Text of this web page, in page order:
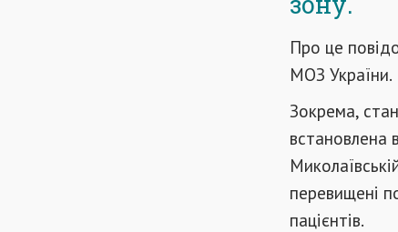
Про це
МОЗ України.
Зокрема,
встановлена
перевищені
пацієнтів.